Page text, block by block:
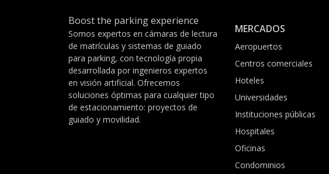
Boost the parking experience
Somos expertos en cámaras de lectura
de matrículas y sistemas de guiado
para parking, con tecnología propia
desarrollada por ingenieros expertos
en visión artificial. Ofrecemos
soluciones óptimas para cualquier tipo
de estacionamiento: proyectos de
guiado y movilidad.
MERCADOS
Aeropuertos
Centros comerciales
Hoteles
Universidades
Instituciones públicas
Hospitales
Oficinas
Condominios